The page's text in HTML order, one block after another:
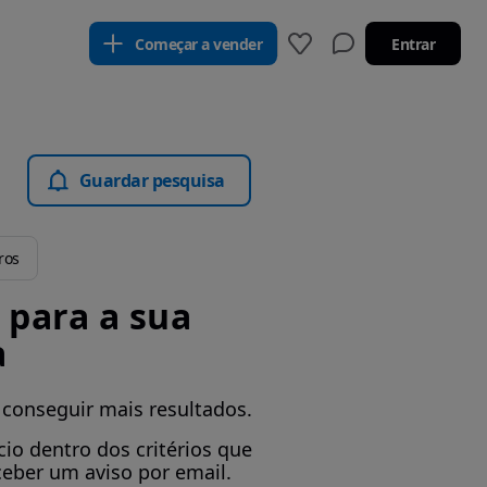
Começar a vender Entrar
Guardar pesquisa
a sua
mais resultados.
dentro dos critérios que
um aviso por email.